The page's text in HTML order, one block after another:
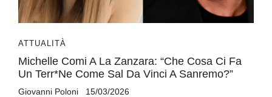
ATTUALITÀ
Michelle Comi A La Zanzara: “Che Cosa Ci Fa
Un Terr*ne Come Sal Da Vinci A Sanremo?”
Giovanni Poloni 15/03/2026